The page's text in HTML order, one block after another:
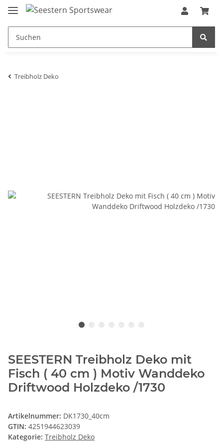
Treibholz Deko
SEESTERN Treibholz Deko mit
Fisch ( 40 cm ) Motiv Wanddeko
Driftwood Holzdeko /1730
Artikelnummer: DK1730_40cm
GTIN: 4251944623039
Kategorie: Treibholz Deko